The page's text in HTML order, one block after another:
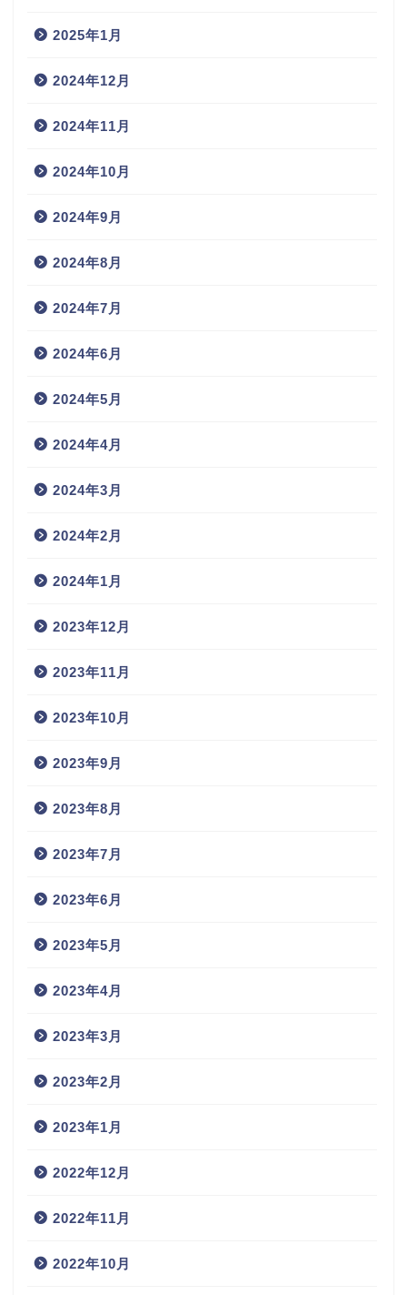
2025年1月
2024年12月
2024年11月
2024年10月
2024年9月
2024年8月
2024年7月
2024年6月
2024年5月
2024年4月
2024年3月
2024年2月
2024年1月
2023年12月
2023年11月
2023年10月
2023年9月
2023年8月
2023年7月
2023年6月
2023年5月
2023年4月
2023年3月
2023年2月
2023年1月
2022年12月
2022年11月
2022年10月